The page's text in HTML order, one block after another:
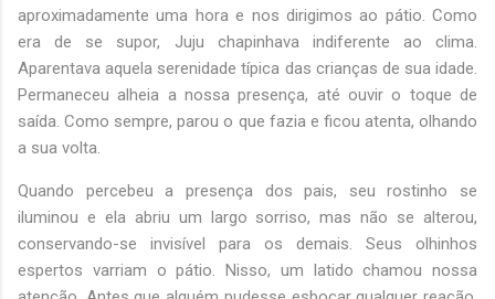
aproximadamente uma hora e nos dirigimos ao pátio. Como
era de se supor, Juju chapinhava indiferente ao clima.
Aparentava aquela serenidade típica das crianças de sua idade.
Permaneceu alheia a nossa presença, até ouvir o toque de
saída. Como sempre, parou o que fazia e ficou atenta, olhando
a sua volta.
Quando percebeu a presença dos pais, seu rostinho se
iluminou e ela abriu um largo sorriso, mas não se alterou,
conservando-se invisível para os demais. Seus olhinhos
espertos varriam o pátio. Nisso, um latido chamou nossa